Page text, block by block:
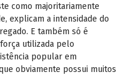
como majoritariamente
explicam a intensidade do
E também só é
utilizada pelo
popular em
obviamente possui muitos